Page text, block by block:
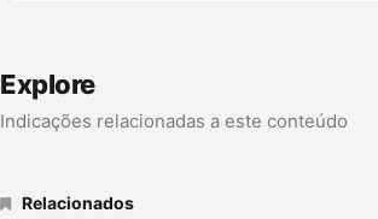
Explore
Indicações relacionadas a este conteúdo
Relacionados